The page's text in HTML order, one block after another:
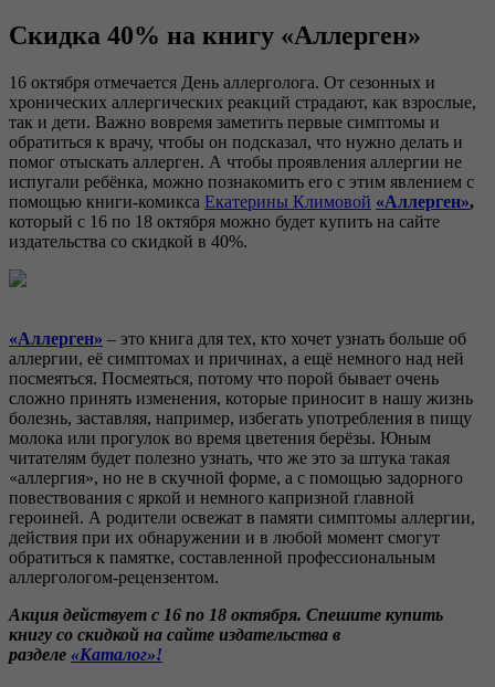
Скидка 40% на книгу «Аллерген»
16 октября отмечается День аллерголога. От сезонных и
хронических аллергических реакций страдают, как взрослые,
так и дети. Важно вовремя заметить первые симптомы и
обратиться к врачу, чтобы он подсказал, что нужно делать и
помог отыскать аллерген. А чтобы проявления аллергии не
испугали ребёнка, можно познакомить его с этим явлением с
помощью книги-комикса Екатерины Климовой «Аллерген»,
который с 16 по 18 октября можно будет купить на сайте
издательства со скидкой в 40%.
«Аллерген» – это книга для тех, кто хочет узнать больше об
аллергии, её симптомах и причинах, а ещё немного над ней
посмеяться. Посмеяться, потому что порой бывает очень
сложно принять изменения, которые приносит в нашу жизнь
болезнь, заставляя, например, избегать употребления в пищу
молока или прогулок во время цветения берёзы. Юным
читателям будет полезно узнать, что же это за штука такая
«аллергия», но не в скучной форме, а с помощью задорного
повествования с яркой и немного капризной главной
героиней. А родители освежат в памяти симптомы аллергии,
действия при их обнаружении и в любой момент смогут
обратиться к памятке, составленной профессиональным
аллергологом-рецензентом.
Акция действует с 16 по 18 октября. Спешите купить
книгу со скидкой на сайте издательства в
разделе «Каталог»!